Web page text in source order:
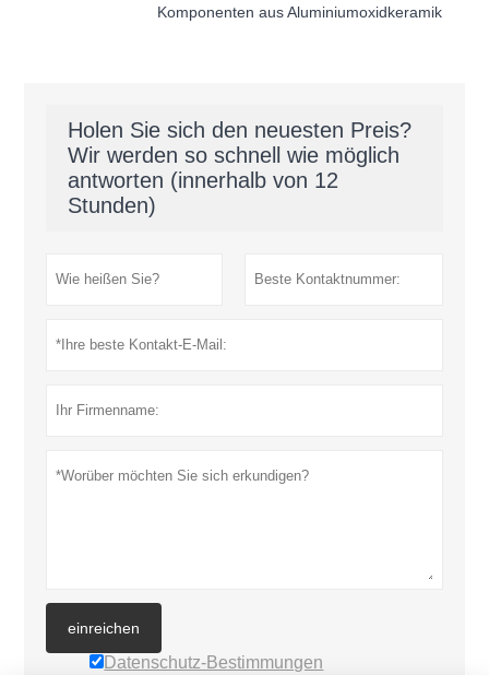
Komponenten aus Aluminiumoxidkeramik
Holen Sie sich den neuesten Preis?
Wir werden so schnell wie möglich
antworten (innerhalb von 12
Stunden)
einreichen
Datenschutz-Bestimmungen